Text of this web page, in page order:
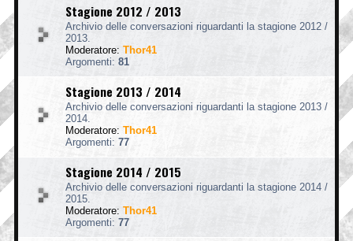
Stagione 2012 / 2013
Archivio delle conversazioni riguardanti la stagione 2012 /
2013.
Moderatore: Thor41
Argomenti: 81
Stagione 2013 / 2014
Archivio delle conversazioni riguardanti la stagione 2013 /
2014.
Moderatore: Thor41
Argomenti: 77
Stagione 2014 / 2015
Archivio delle conversazioni riguardanti la stagione 2014 /
2015.
Moderatore: Thor41
Argomenti: 77